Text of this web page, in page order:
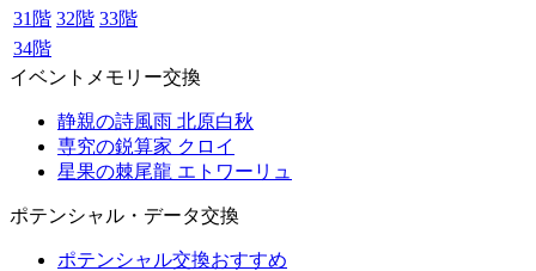
31階 32階 33階
34階
イベントメモリー交換
静親の詩風雨 北原白秋
専究の鋭算家 クロイ
星果の棘尾龍 エトワーリュ
ポテンシャル・データ交換
ポテンシャル交換おすすめ